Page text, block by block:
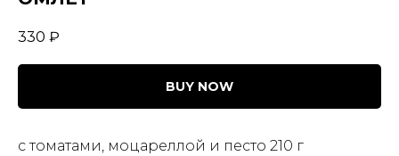
330 ₽
BUY NOW
с томатами, моцареллой и песто 210 г